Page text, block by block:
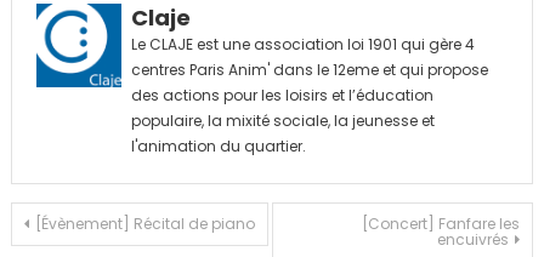
Claje
Le CLAJE est une association loi 1901 qui gère 4
centres Paris Anim' dans le 12eme et qui propose
des actions pour les loisirs et l’éducation
populaire, la mixité sociale, la jeunesse et
l'animation du quartier.
Navigation
[Évènement] Récital de piano [Concert] Fanfare les
encuivrés